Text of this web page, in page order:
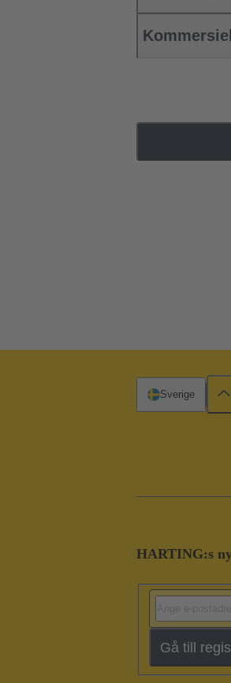
HARTING:s
Gå till
Sverige